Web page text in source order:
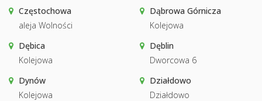
Częstochowa
aleja Wolności
Dąbrowa Górnicza
Kolejowa
Dębica
Kolejowa
Dęblin
Dworcowa 6
Dynów
Kolejowa
Działdowo
Działdowo